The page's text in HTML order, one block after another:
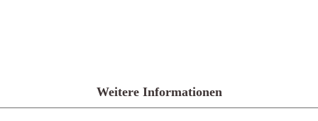
Weitere Informationen